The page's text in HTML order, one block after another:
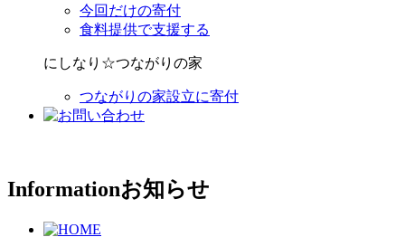
今回だけの寄付
食料提供で支援する
にしなり☆つながりの家
つながりの家設立に寄付
Informationお知らせ